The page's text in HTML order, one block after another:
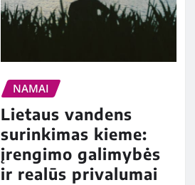
NAMAI
Lietaus vandens
surinkimas kieme:
įrengimo galimybės
ir realūs privalumai